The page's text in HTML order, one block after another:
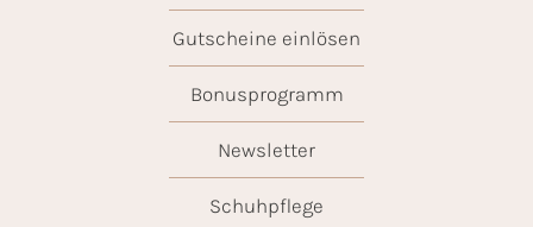
Gutscheine einlösen
Bonusprogramm
Newsletter
Schuhpflege